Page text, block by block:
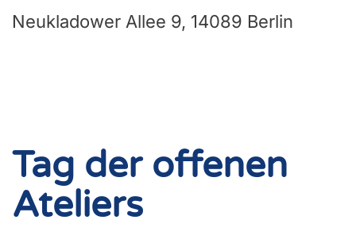
Neukladower Allee 9, 14089 Berlin
Tag der offenen
Ateliers